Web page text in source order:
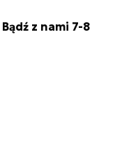
z nami 7-8